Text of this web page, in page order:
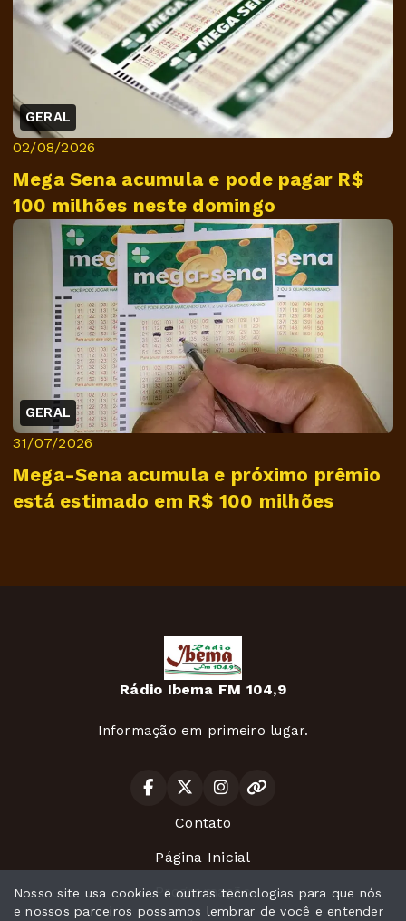
GERAL
02/08/2026
Mega Sena acumula e pode pagar R$
100 milhões neste domingo
GERAL
31/07/2026
Mega-Sena acumula e próximo prêmio
está estimado em R$ 100 milhões
Rádio Ibema FM 104,9
Informação em primeiro lugar.
Contato
Página Inicial
Programação
Nosso site usa cookies e outras tecnologias para que nós
e nossos parceiros possamos lembrar de você e entender